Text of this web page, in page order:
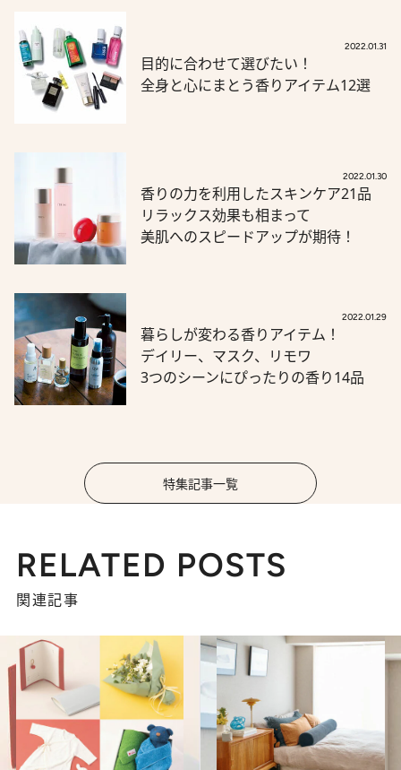
2022.01.31
目的に合わせて選びたい！
全身と心にまとう香りアイテム12選
2022.01.30
香りの力を利用したスキンケア21品
リラックス効果も相まって
美肌へのスピードアップが期待！
2022.01.29
暮らしが変わる香りアイテム！
デイリー、マスク、リモワ
3つのシーンにぴったりの香り14品
特集記事一覧
RELATED POSTS
関連記事